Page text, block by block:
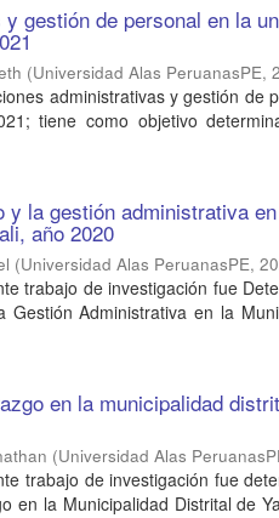
gestión de personal en la
(Universidad Alas PeruanasPE,
administrativas y gestión de
tiene como objetivo
y la gestión administrativa
año 2020
(Universidad Alas PeruanasPE,
trabajo de investigación fue
Administrativa en la
en la municipalidad
(Universidad Alas
trabajo de investigación fue
en la Municipalidad Distrital de